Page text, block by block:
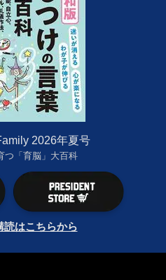
2026年夏号
つ「育脳」大百科
読はこちらから